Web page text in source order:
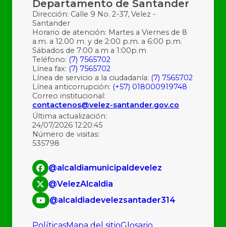
Departamento de Santander
Dirección: Calle 9 No. 2-37, Velez -
Santander
Horario de atención: Martes a Viernes de 8
a.m. a 12.00 m. y de 2:00 p.m. a 6:00 p.m.
Sábados de 7:00 a.m a 1:00p.m
Teléfono: (7) 7565702
Línea fax: (7) 7565702
Línea de servicio a la ciudadanía: (7) 7565702
Línea anticorrupción: (+57) 018000919748
Correo institucional:
contactenos@velez-santander.gov.co
Última actualización:
24/07/2026 12:20:45
Número de visitas:
535798
@alcaldiamunicipaldevelez
@VelezAlcaldia
@alcaldiadevelezsantader314